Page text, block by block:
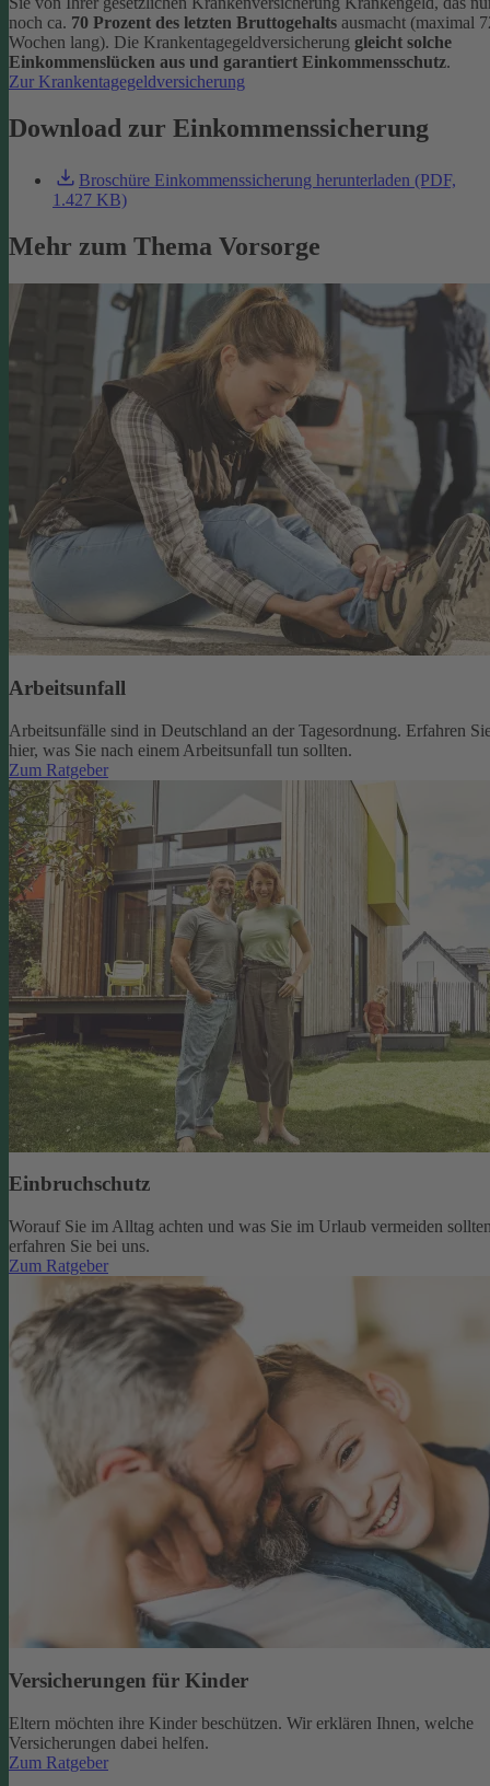
noch ca. 70 Prozent des letzten Bruttogehalts ausmacht (maximal
Wochen lang). Die Krankentagegeldversicherung gleicht solche
Einkommenslücken aus und garantiert Einkommensschutz.
Zur Krankentagegeldversicherung
Download zur Einkommenssicherung
Broschüre Einkommenssicherung herunterladen (PDF,
1.427 KB)
Mehr zum Thema Vorsorge
Arbeitsunfall
Arbeitsunfälle sind in Deutschland an der Tagesordnung. Erfahren
hier, was Sie nach einem Arbeitsunfall tun sollten.
Zum Ratgeber
Einbruchschutz
Worauf Sie im Alltag achten und was Sie im Urlaub vermeiden
erfahren Sie bei uns.
Zum Ratgeber
Versicherungen für Kinder
Eltern möchten ihre Kinder beschützen. Wir erklären Ihnen, welche
Versicherungen dabei helfen.
Zum Ratgeber